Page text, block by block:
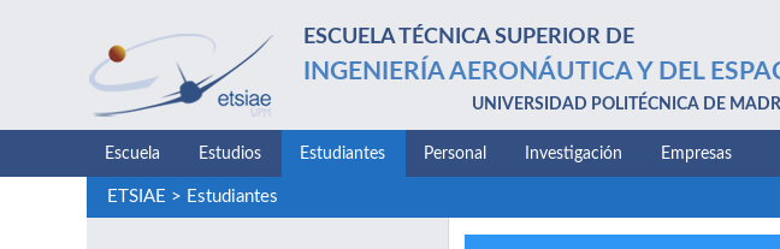
ESCUELA TÉCNICA SUPERIOR DE
INGENIERÍA AERONÁUTICA Y DEL
UNIVERSIDAD POLITÉCNICA DE
Escuela Estudios Estudiantes Personal Investigación Empresas
ETSIAE > Estudiantes